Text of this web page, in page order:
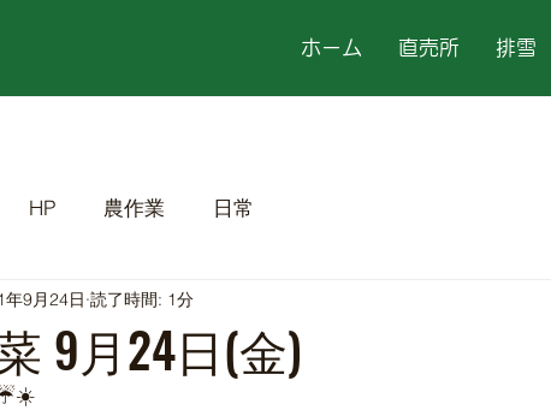
ホーム 直売所 排雪
HP 農作業 日常
9月24日(金)
年9月24日 読了時間: 1分